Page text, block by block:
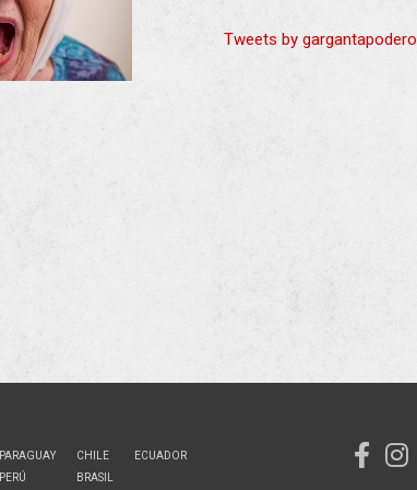
Tweets by gargantapodero
PARAGUAY
PERÚ
CHILE
BRASIL
ECUADOR